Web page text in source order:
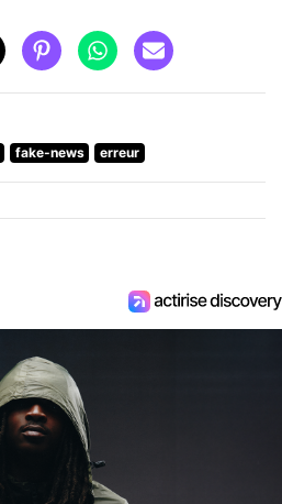
fake-news erreur